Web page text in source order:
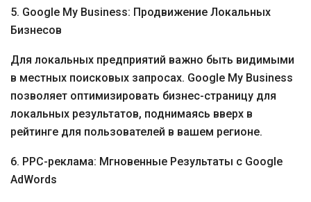
5. Google My Business: Продвижение Локальных
Бизнесов
Для локальных предприятий важно быть видимыми
в местных поисковых запросах. Google My Business
позволяет оптимизировать бизнес-страницу для
локальных результатов, поднимаясь вверх в
рейтинге для пользователей в вашем регионе.
6. PPC-реклама: Мгновенные Результаты с Google
AdWords